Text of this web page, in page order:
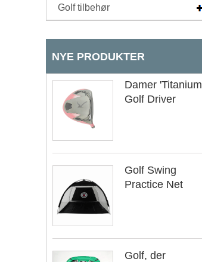
Golf tilbehør
NYE PRODUKTER
Damer 'Titanium
Golf Driver
Golf Swing
Practice Net
Golf, der